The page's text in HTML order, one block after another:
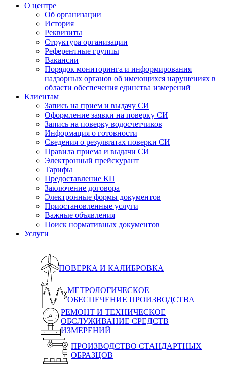
О центре
Об организации
История
Реквизиты
Структура организации
Референтные группы
Вакансии
Порядок мониторинга и информирования
надзорных органов об имеющихся нарушениях в
области обеспечения единства измерений
Клиентам
Запись на прием и выдачу СИ
Оформление заявки на поверку СИ
Запись на поверку водосчетчиков
Информация о готовности
Сведения о результатах поверки СИ
Правила приема и выдачи СИ
Электронный прейскурант
Тарифы
Предоставление КП
Заключение договора
Электронные формы документов
Приостановленные услуги
Важные объявления
Поиск нормативных документов
Услуги
ПОВЕРКА И КАЛИБРОВКА
МЕТРОЛОГИЧЕСКОЕ
ОБЕСПЕЧЕНИЕ ПРОИЗВОДСТВА
РЕМОНТ И ТЕХНИЧЕСКОЕ
ОБСЛУЖИВАНИЕ СРЕДСТВ
ИЗМЕРЕНИЙ
ПРОИЗВОДСТВО СТАНДАРТНЫХ
ОБРАЗЦОВ